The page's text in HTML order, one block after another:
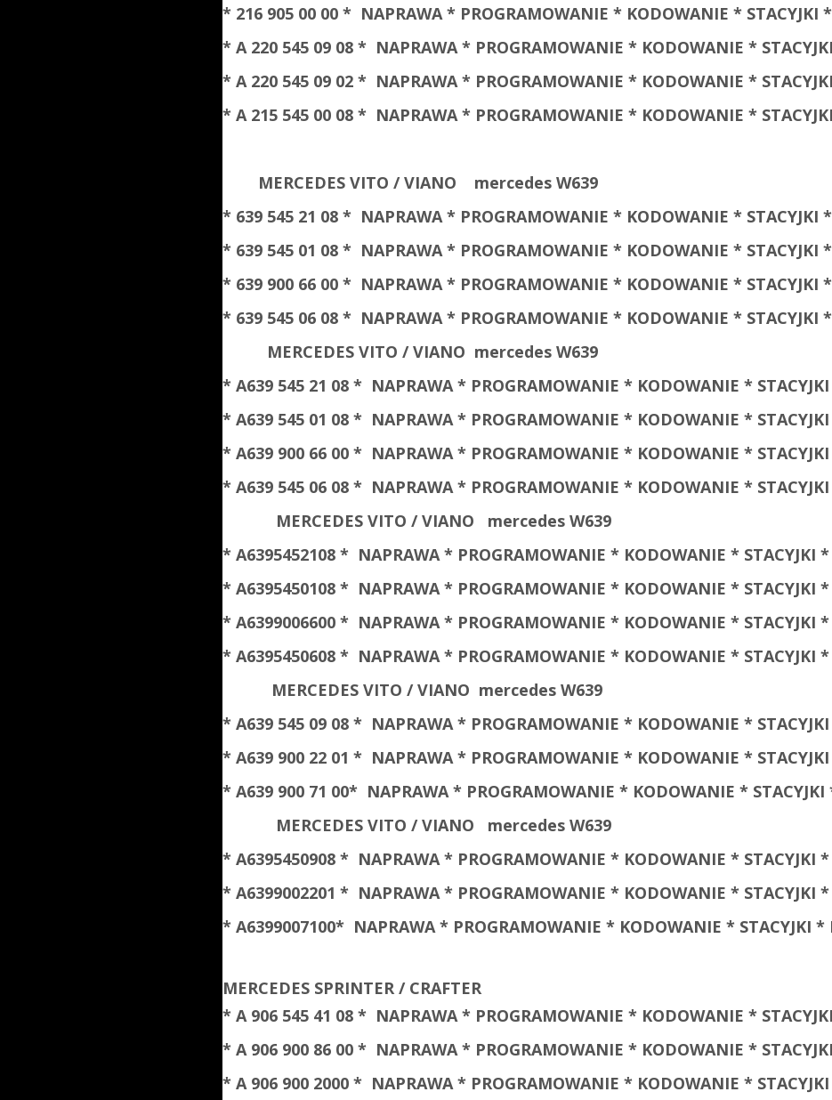
* 216 905 00 00 * NAPRAWA * PROGRAMOWANIE * KODOWANIE * STACYJKI
* A 220 545 09 08 * NAPRAWA * PROGRAMOWANIE * KODOWANIE *
* A 220 545 09 02 * NAPRAWA * PROGRAMOWANIE * KODOWANIE *
* A 215 545 00 08 * NAPRAWA * PROGRAMOWANIE * KODOWANIE *
MERCEDES VITO / VIANO mercedes W639
* 639 545 21 08 * NAPRAWA * PROGRAMOWANIE * KODOWANIE * STACYJKI
* 639 545 01 08 * NAPRAWA * PROGRAMOWANIE * KODOWANIE * STACYJKI
* 639 900 66 00 * NAPRAWA * PROGRAMOWANIE * KODOWANIE * STACYJKI
* 639 545 06 08 * NAPRAWA * PROGRAMOWANIE * KODOWANIE * STACYJKI
MERCEDES VITO / VIANO mercedes W639
* A639 545 21 08 * NAPRAWA * PROGRAMOWANIE * KODOWANIE *
* A639 545 01 08 * NAPRAWA * PROGRAMOWANIE * KODOWANIE *
* A639 900 66 00 * NAPRAWA * PROGRAMOWANIE * KODOWANIE *
* A639 545 06 08 * NAPRAWA * PROGRAMOWANIE * KODOWANIE *
MERCEDES VITO / VIANO mercedes W639
* A6395452108 * NAPRAWA * PROGRAMOWANIE * KODOWANIE * STACYJKI *
* A6395450108 * NAPRAWA * PROGRAMOWANIE * KODOWANIE * STACYJKI *
* A6399006600 * NAPRAWA * PROGRAMOWANIE * KODOWANIE * STACYJKI *
* A6395450608 * NAPRAWA * PROGRAMOWANIE * KODOWANIE * STACYJKI *
MERCEDES VITO / VIANO mercedes W639
* A639 545 09 08 * NAPRAWA * PROGRAMOWANIE * KODOWANIE *
* A639 900 22 01 * NAPRAWA * PROGRAMOWANIE * KODOWANIE *
* A639 900 71 00* NAPRAWA * PROGRAMOWANIE * KODOWANIE * STACYJKI
MERCEDES VITO / VIANO mercedes W639
* A6395450908 * NAPRAWA * PROGRAMOWANIE * KODOWANIE * STACYJKI *
* A6399002201 * NAPRAWA * PROGRAMOWANIE * KODOWANIE * STACYJKI *
* A6399007100* NAPRAWA * PROGRAMOWANIE * KODOWANIE * STACYJKI *
MERCEDES SPRINTER / CRAFTER
* A 906 545 41 08 * NAPRAWA * PROGRAMOWANIE * KODOWANIE *
* A 906 900 86 00 * NAPRAWA * PROGRAMOWANIE * KODOWANIE *
* A 906 900 2000 * NAPRAWA * PROGRAMOWANIE * KODOWANIE *